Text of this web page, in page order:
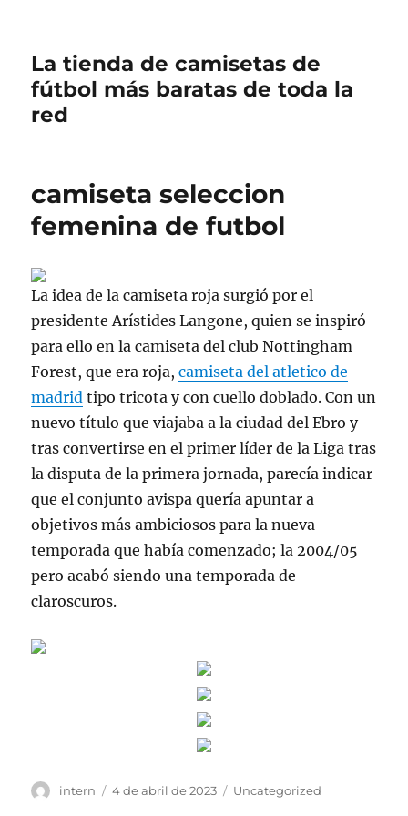
La tienda de camisetas de
fútbol más baratas de toda la
red
camiseta seleccion
femenina de futbol
La idea de la camiseta roja surgió por el
presidente Arístides Langone, quien se inspiró
para ello en la camiseta del club Nottingham
Forest, que era roja,camiseta del atletico de
madrid tipo tricota y con cuello doblado. Con un
nuevo título que viajaba a la ciudad del Ebro y
tras convertirse en el primer líder de la Liga tras
la disputa de la primera jornada, parecía indicar
que el conjunto avispa quería apuntar a
objetivos más ambiciosos para la nueva
temporada que había comenzado; la 2004/05
pero acabó siendo una temporada de
claroscuros.
Autor
intern
Publicado
4 de abril de 2023 Categorías
Uncategorized